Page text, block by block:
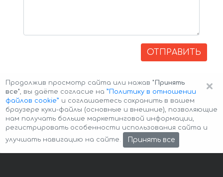
ОТПРАВИТЬ
Авторские права © 2026 Авто-Аренда Cookie Policy
×
Продолжив просмотр сайта или нажав "Принять
все", вы даёте согласие на ”Политику в отношении
файлов cookie” и соглашаетесь сохранить в вашем
браузере куки-файлы (основные и внешние), позволяющие
нам получать больше маркетинговой информации,
регистрировать особенности использования сайта и
улучшать навигацию на сайте.
Принять все